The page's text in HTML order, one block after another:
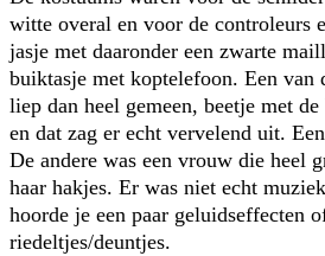
witte overal en voor de controleurs
jasje met daaronder een zwarte
buiktasje met koptelefoon. Een van
liep dan heel gemeen, beetje met de
en dat zag er echt vervelend uit.
De andere was een vrouw die heel
haar hakjes. Er was niet echt
hoorde je een paar geluidseffecten
riedeltjes/deuntjes.